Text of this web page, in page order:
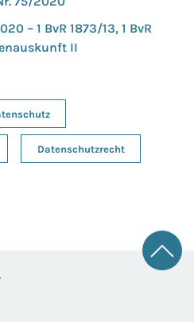
– 1 BvR 1873/13, 1 BvR
II
Datenschutzrecht